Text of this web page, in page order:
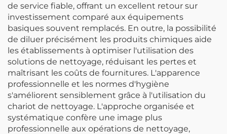
de service fiable, offrant un excellent retour sur
investissement comparé aux équipements
basiques souvent remplacés. En outre, la possibilité
de diluer précisément les produits chimiques aide
les établissements à optimiser l'utilisation des
solutions de nettoyage, réduisant les pertes et
maîtrisant les coûts de fournitures. L'apparence
professionnelle et les normes d'hygiène
s'améliorent sensiblement grâce à l'utilisation du
chariot de nettoyage. L'approche organisée et
systématique confère une image plus
professionnelle aux opérations de nettoyage,